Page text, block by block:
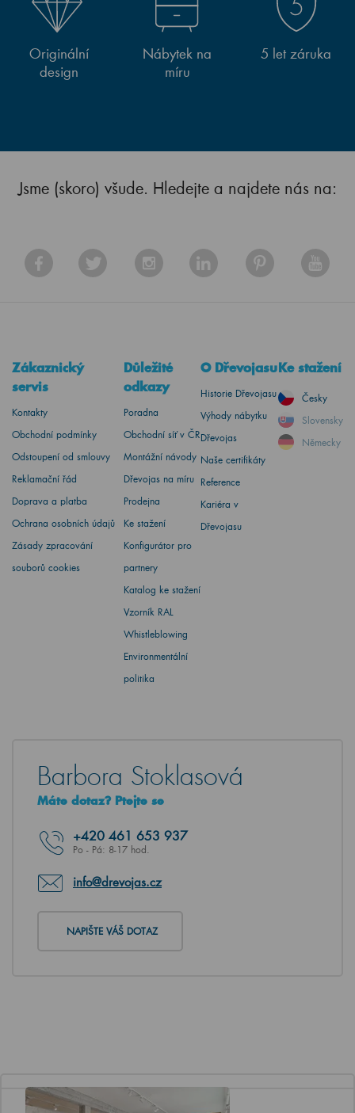
Originální
design
Nábytek na
míru
5 let záruka
Jsme (skoro) všude. Hledejte a najdete nás na:
Zákaznický
servis
Kontakty
Obchodní podmínky
Odstoupení od smlouvy
Reklamační řád
Doprava a platba
Ochrana osobních údajů
Zásady zpracování
souborů cookies
Důležité
odkazy
Poradna
Obchodní síť v ČR
Montážní návody
Dřevojas na míru
Prodejna
Ke stažení
Konfigurátor pro
partnery
Katalog ke stažení
Vzorník RAL
Whistleblowing
Environmentální
politika
O Dřevojasu
Historie Dřevojasu
Výhody nábytku
Dřevojas
Naše certifikáty
Reference
Kariéra v
Dřevojasu
Ke stažení
Česky
Slovensky
Německy
Barbora Stoklasová
Máte dotaz? Ptejte se
+420 461 653 937
Po - Pá: 8-17 hod.
info@drevojas.cz
NAPIŠTE VÁŠ DOTAZ